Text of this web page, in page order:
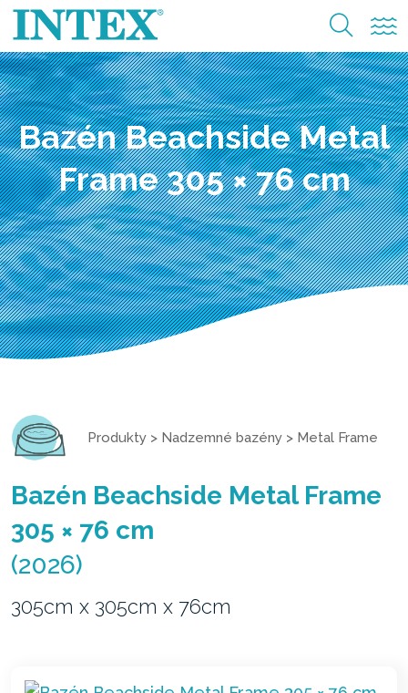
Bazén Beachside Metal
Frame 305 × 76 cm
Produkty > Nadzemné bazény > Metal Frame
Bazén Beachside Metal Frame
305 × 76 cm
(2026)
305cm x 305cm x 76cm